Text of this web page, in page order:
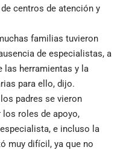
centros de atención y
familias tuvieron
de especialistas, a
las herramientas y la
para ello, dijo.
padres se vieron
roles de apoyo,
e incluso la
muy difícil, ya que no